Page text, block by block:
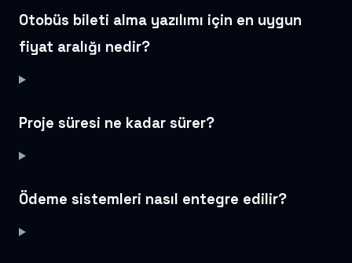
Otobüs bileti alma yazılımı için en uygun
fiyat aralığı nedir?
Proje süresi ne kadar sürer?
Ödeme sistemleri nasıl entegre edilir?